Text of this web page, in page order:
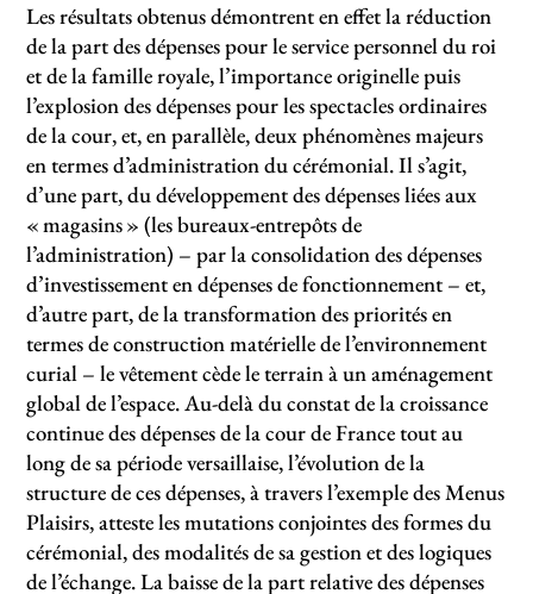
Les résultats obtenus démontrent en effet la réduction
de la part des dépenses pour le service personnel du roi
et de la famille royale, l’importance originelle puis
l’explosion des dépenses pour les spectacles ordinaires
de la cour, et, en parallèle, deux phénomènes majeurs
en termes d’administration du cérémonial. Il s’agit,
d’une part, du développement des dépenses liées aux
«magasins» (les bureaux-entrepôts de
l’administration) – par la consolidation des dépenses
d’investissement en dépenses de fonctionnement – et,
d’autre part, de la transformation des priorités en
termes de construction matérielle de l’environnement
curial – le vêtement cède le terrain à un aménagement
global de l’espace. Au-delà du constat de la croissance
continue des dépenses de la cour de France tout au
long de sa période versaillaise, l’évolution de la
structure de ces dépenses, à travers l’exemple des Menus
Plaisirs, atteste les mutations conjointes des formes du
cérémonial, des modalités de sa gestion et des logiques
de l’échange. La baisse de la part relative des dépenses